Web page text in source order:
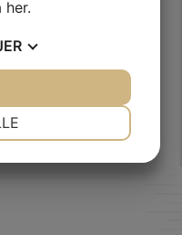
her.